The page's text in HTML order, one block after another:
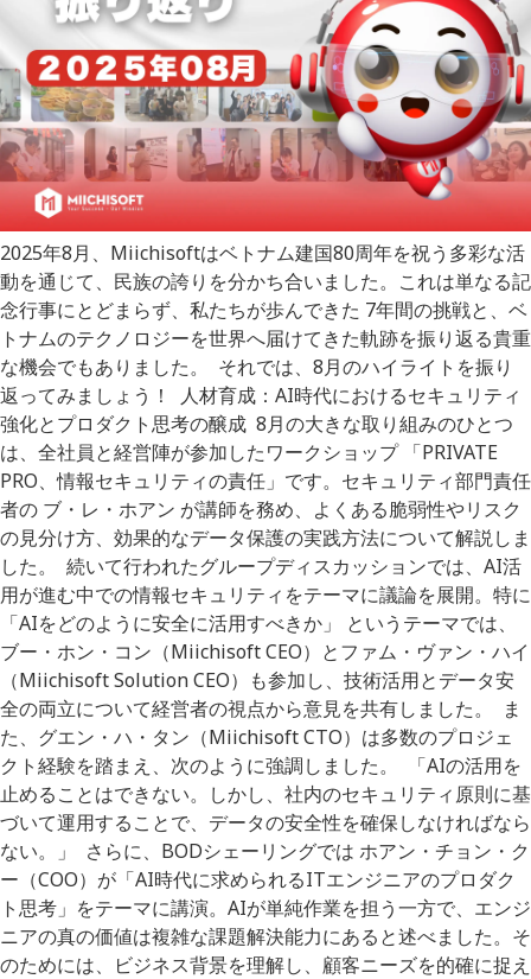
2025年8月、Miichisoftはベトナム建国80周年を祝う多彩な活
動を通じて、民族の誇りを分かち合いました。これは単なる記
念行事にとどまらず、私たちが歩んできた 7年間の挑戦と、ベ
トナムのテクノロジーを世界へ届けてきた軌跡を振り返る貴重
な機会でもありました。 それでは、8月のハイライトを振り
返ってみましょう！ 人材育成：AI時代におけるセキュリティ
強化とプロダクト思考の醸成 8月の大きな取り組みのひとつ
は、全社員と経営陣が参加したワークショップ 「PRIVATE
PRO、情報セキュリティの責任」です。セキュリティ部門責任
者の ブ・レ・ホアン が講師を務め、よくある脆弱性やリスク
の見分け方、効果的なデータ保護の実践方法について解説しま
した。 続いて行われたグループディスカッションでは、AI活
用が進む中での情報セキュリティをテーマに議論を展開。特に
「AIをどのように安全に活用すべきか」 というテーマでは、
ブー・ホン・コン（Miichisoft CEO）とファム・ヴァン・ハイ
（Miichisoft Solution CEO）も参加し、技術活用とデータ安
全の両立について経営者の視点から意見を共有しました。 ま
た、グエン・ハ・タン（Miichisoft CTO）は多数のプロジェ
クト経験を踏まえ、次のように強調しました。 「AIの活用を
止めることはできない。しかし、社内のセキュリティ原則に基
づいて運用することで、データの安全性を確保しなければなら
ない。」 さらに、BODシェーリングでは ホアン・チョン・ク
ー（COO）が「AI時代に求められるITエンジニアのプロダク
ト思考」をテーマに講演。AIが単純作業を担う一方で、エンジ
ニアの真の価値は複雑な課題解決能力にあると述べました。そ
のためには、ビジネス背景を理解し、顧客ニーズを的確に捉え